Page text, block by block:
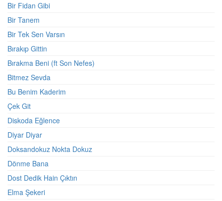
Bir Fidan Gibi
Bir Tanem
Bir Tek Sen Varsın
Bırakıp Gittin
Bırakma Beni (ft Son Nefes)
Bitmez Sevda
Bu Benim Kaderim
Çek Git
Diskoda Eğlence
Diyar Diyar
Doksandokuz Nokta Dokuz
Dönme Bana
Dost Dedik Hain Çıktın
Elma Şekeri